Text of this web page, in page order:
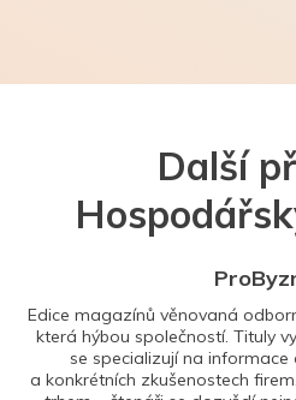
Další
Edice magazínů věnovaná
která hýbou společností. Tituly
se specializují na informace
a konkrétních zkušenostech